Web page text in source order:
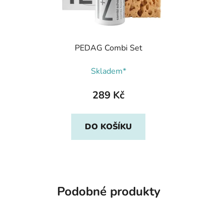
PEDAG Combi Set
Skladem*
289 Kč
DO KOŠÍKU
Podobné produkty